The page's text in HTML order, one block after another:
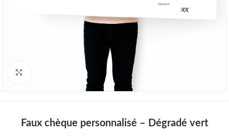
Faux chèque personnalisé – Dégradé vert